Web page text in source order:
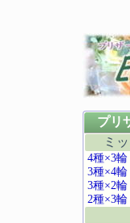
プリ
ミ
4種×3輪
3種×4輪
3種×2輪
2種×3輪